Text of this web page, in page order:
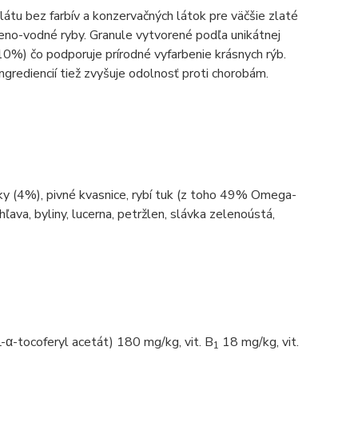
bez farbív a konzervačných látok pre väčšie zlaté
vodné ryby. Granule vytvorené podľa unikátnej
čo podporuje prírodné vyfarbenie krásnych rýb.
tiež zvyšuje odolnosť proti chorobám.
(4%), pivné kvasnice, rybí tuk (z toho 49% Omega-
byliny, lucerna, petržlen, slávka zelenoústá,
α-tocoferyl acetát) 180 mg/kg, vit. B1 18 mg/kg, vit.